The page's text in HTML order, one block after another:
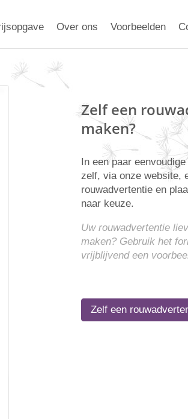
Over ons Voorbeelden
Zelf een
maken?
In een paar
zelf, via onze website,
rouwadvertentie en
naar keuze.
Uw rouwadvertentie
maken? Gebruik het
vrijblijvend een
Zelf een